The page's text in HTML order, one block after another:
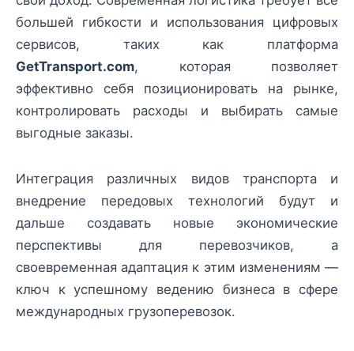
большей гибкости и использования цифровых
сервисов, таких как платформа
GetTransport.com, которая позволяет
эффективно себя позиционировать на рынке,
контролировать расходы и выбирать самые
выгодные заказы.
Интеграция различных видов транспорта и
внедрение передовых технологий будут и
дальше создавать новые экономические
перспективы для перевозчиков, а
своевременная адаптация к этим изменениям —
ключ к успешному ведению бизнеса в сфере
международных грузоперевозок.